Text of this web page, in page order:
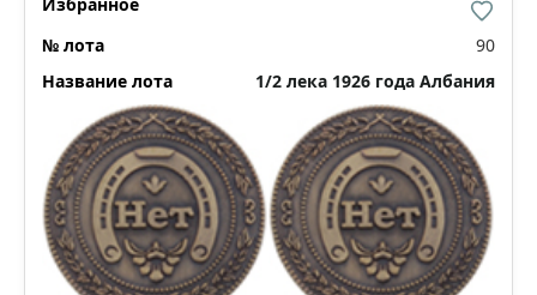
90
1/2 лека 1926 года Албания